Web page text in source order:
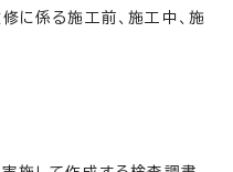
に係る施工前、施工中、施